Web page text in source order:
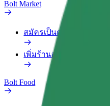
Bolt Market
สมัครเป็นคนส่งของ
เพิ่มร้านอาหารหรือร้านค้า
Bolt Food